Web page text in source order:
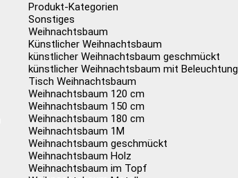
Produkt-Kategorien
Sonstiges
Weihnachtsbaum
Künstlicher Weihnachtsbaum
künstlicher Weihnachtsbaum geschmückt
künstlicher Weihnachtsbaum mit Beleuchtung
Tisch Weihnachtsbaum
Weihnachtsbaum 120 cm
Weihnachtsbaum 150 cm
Weihnachtsbaum 180 cm
Weihnachtsbaum 1M
Weihnachtsbaum geschmückt
Weihnachtsbaum Holz
Weihnachtsbaum im Topf